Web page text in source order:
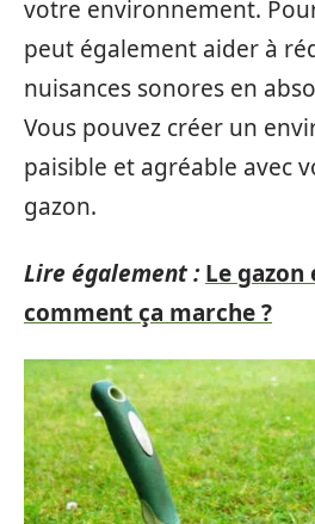
votre environnement.
peut également aider à
nuisances sonores en
Vous pouvez créer un
paisible et agréable avec
gazon.
Lire également : Le gazon
comment ça marche ?